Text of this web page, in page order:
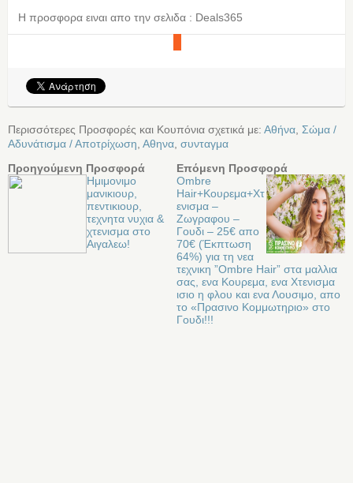
Η προσφορα ειναι απο την σελιδα : Deals365
Περισσότερες Προσφορές και Κουπόνια σχετικά με: Αθήνα Σώμα /
Αδυνάτισμα / Αποτρίχωση Αθηνα συνταγμα
Προηγούμενη Προσφορά
Ημιμονιμο
μανικιουρ,
πεντικιουρ,
τεχνητα νυχια &
χτενισμα στο
Αιγαλεω!
Επόμενη Προσφορά
Ombre
Hair+Κουρεμα+Χτ
ενισμα –
Ζωγραφου –
Γουδι – 25€ απο
70€ (Έκπτωση
64%) για τη νεα
τεχνικη ”Ombre Hair” στα μαλλια
σας, ενα Κουρεμα, ενα Χτενισμα
ισιο η φλου και ενα Λουσιμο, απο
το «Πρασινο Κομμωτηριο» στο
Γουδι!!!